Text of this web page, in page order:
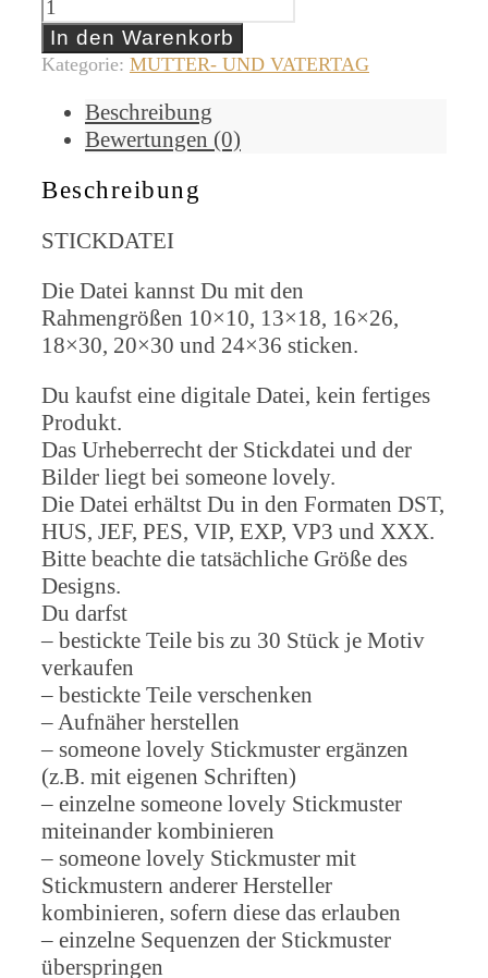
In den Warenkorb
Kategorie: MUTTER- UND VATERTAG
Beschreibung
Bewertungen (0)
Beschreibung
STICKDATEI
Die Datei kannst Du mit den
Rahmengrößen 10×10, 13×18, 16×26,
18×30, 20×30 und 24×36 sticken.
Du kaufst eine digitale Datei, kein fertiges
Produkt.
Das Urheberrecht der Stickdatei und der
Bilder liegt bei someone lovely.
Die Datei erhältst Du in den Formaten DST,
HUS, JEF, PES, VIP, EXP, VP3 und XXX.
Bitte beachte die tatsächliche Größe des
Designs.
Du darfst
– bestickte Teile bis zu 30 Stück je Motiv
verkaufen
– bestickte Teile verschenken
– Aufnäher herstellen
– someone lovely Stickmuster ergänzen
(z.B. mit eigenen Schriften)
– einzelne someone lovely Stickmuster
miteinander kombinieren
– someone lovely Stickmuster mit
Stickmustern anderer Hersteller
kombinieren, sofern diese das erlauben
– einzelne Sequenzen der Stickmuster
überspringen